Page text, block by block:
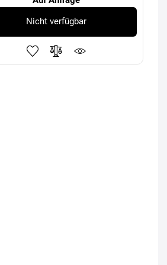
Nicht verfügbar